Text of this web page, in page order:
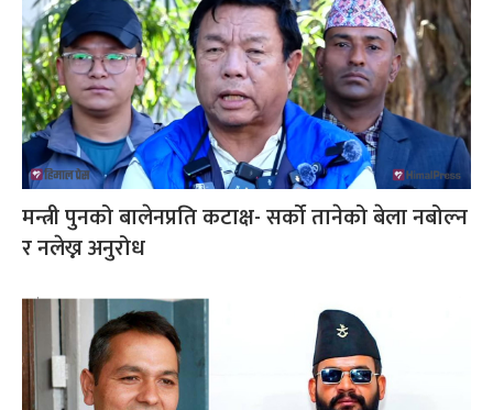
मन्त्री पुनको बालेनप्रति कटाक्ष- सर्को तानेको बेला नबोल्न
र नलेख्न अनुरोध